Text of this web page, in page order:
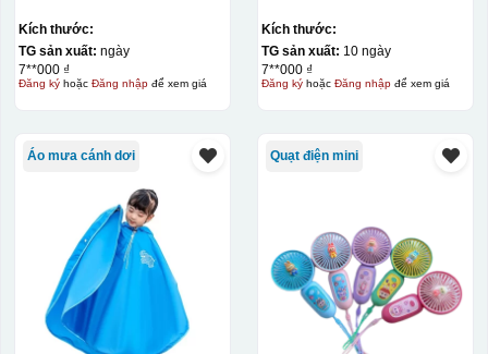
Kích thước:
TG sản xuất: ngày
7**000 ₫
Đăng kýhoặc Đăng nhậpđể xem giá
Kích thước:
TG sản xuất: 10 ngày
7**000 ₫
Đăng kýhoặc Đăng nhậpđể xem giá
Áo mưa cánh dơi Quạt điện mini